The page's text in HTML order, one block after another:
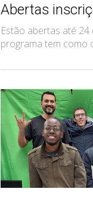
Abertas
Estão abertas até 24
programa tem como